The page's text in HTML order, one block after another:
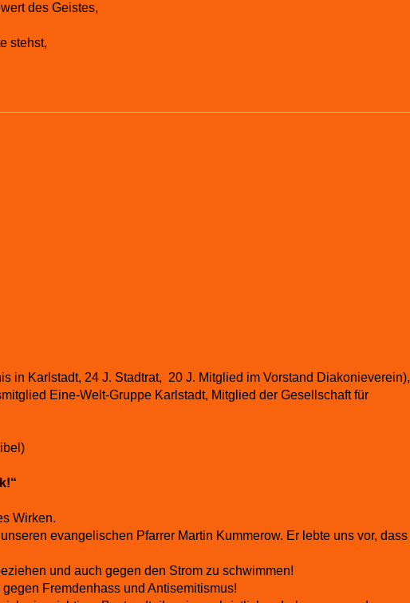
des Geistes,
stehst,
in Karlstadt, 24 J. Stadtrat, 20 J. Mitglied im Vorstand Diakonieverein),
Eine-Welt-Gruppe Karlstadt, Mitglied der Gesellschaft für
Wirken.
evangelischen Pfarrer Martin Kummerow. Er lebte uns vor, dass
und auch gegen den Strom zu schwimmen!
Fremdenhass und Antisemitismus!